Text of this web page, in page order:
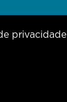
privacidade